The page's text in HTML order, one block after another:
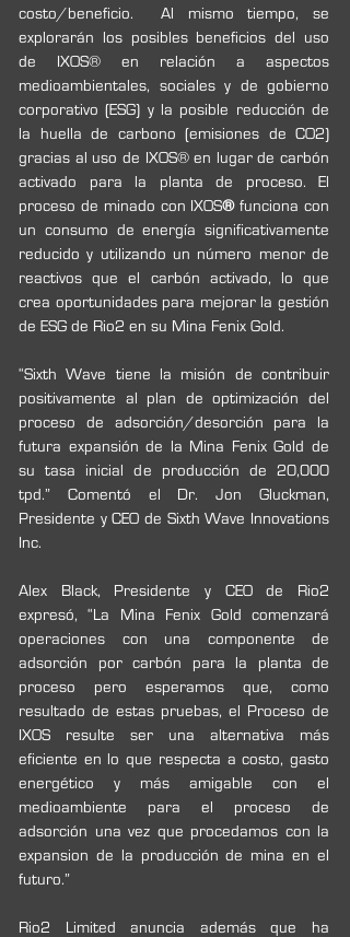
costo/beneficio.  Al mismo tiempo, se
explorarán los posibles beneficios del uso
de IXOS® en relación a aspectos
medioambientales, sociales y de gobierno
corporativo (ESG) y la posible reducción de
la huella de carbono (emisiones de CO2)
gracias al uso de IXOS® en lugar de carbón
activado para la planta de proceso. El
proceso de minado con IXOS® funciona con
un consumo de energía significativamente
reducido y utilizando un número menor de
reactivos que el carbón activado, lo que
crea oportunidades para mejorar la gestión
de ESG de Rio2 en su Mina Fenix Gold.
“Sixth Wave tiene la misión de contribuir
positivamente al plan de optimización del
proceso de adsorción/desorción para la
futura expansión de la Mina Fenix Gold de
su tasa inicial de producción de 20,000
tpd.” Comentó el Dr. Jon Gluckman,
Presidente y CEO de Sixth Wave Innovations
Inc.
Alex Black, Presidente y CEO de Rio2
expresó, “La Mina Fenix Gold comenzará
operaciones con una componente de
adsorción por carbón para la planta de
proceso pero esperamos que, como
resultado de estas pruebas, el Proceso de
IXOS resulte ser una alternativa más
eficiente en lo que respecta a costo, gasto
energético y más amigable con el
medioambiente para el proceso de
adsorción una vez que procedamos con la
expansion de la producción de mina en el
futuro.”
Rio2 Limited anuncia además que ha